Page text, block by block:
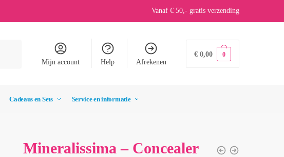
Vanaf € 50,- gratis verzending
Mijn account Help Afrekenen
€ 0,00 0
Cadeaus en Sets Service en informatie
Mineralissima – Concealer